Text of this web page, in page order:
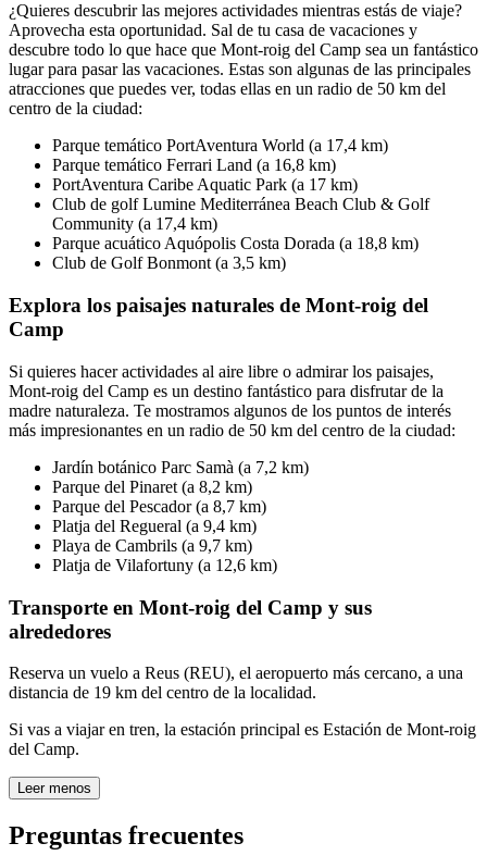
¿Quieres descubrir las mejores actividades mientras estás de viaje?
Aprovecha esta oportunidad. Sal de tu casa de vacaciones y
descubre todo lo que hace que Mont-roig del Camp sea un fantástico
lugar para pasar las vacaciones. Estas son algunas de las principales
atracciones que puedes ver, todas ellas en un radio de 50 km del
centro de la ciudad:
Parque temático PortAventura World (a 17,4 km)
Parque temático Ferrari Land (a 16,8 km)
PortAventura Caribe Aquatic Park (a 17 km)
Club de golf Lumine Mediterránea Beach Club & Golf
Community (a 17,4 km)
Parque acuático Aquópolis Costa Dorada (a 18,8 km)
Club de Golf Bonmont (a 3,5 km)
Explora los paisajes naturales de Mont-roig del
Camp
Si quieres hacer actividades al aire libre o admirar los paisajes,
Mont-roig del Camp es un destino fantástico para disfrutar de la
madre naturaleza. Te mostramos algunos de los puntos de interés
más impresionantes en un radio de 50 km del centro de la ciudad:
Jardín botánico Parc Samà (a 7,2 km)
Parque del Pinaret (a 8,2 km)
Parque del Pescador (a 8,7 km)
Platja del Regueral (a 9,4 km)
Playa de Cambrils (a 9,7 km)
Platja de Vilafortuny (a 12,6 km)
Transporte en Mont-roig del Camp y sus
alrededores
Reserva un vuelo a Reus (REU), el aeropuerto más cercano, a una
distancia de 19 km del centro de la localidad.
Si vas a viajar en tren, la estación principal es Estación de Mont-roig
del Camp.
Leer menos
Preguntas frecuentes